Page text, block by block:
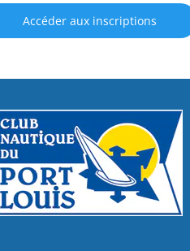
Accéder aux inscriptions